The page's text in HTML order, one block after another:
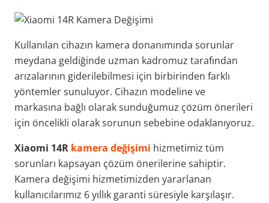
Kullanılan cihazın kamera donanımında sorunlar
meydana geldiğinde uzman kadromuz tarafından
arızalarının giderilebilmesi için birbirinden farklı
yöntemler sunuluyor. Cihazın modeline ve
markasına bağlı olarak sunduğumuz çözüm önerileri
için öncelikli olarak sorunun sebebine odaklanıyoruz.
Xiaomi 14R kamera değişimi hizmetimiz tüm
sorunları kapsayan çözüm önerilerine sahiptir.
Kamera değişimi hizmetimizden yararlanan
kullanıcılarımız 6 yıllık garanti süresiyle karşılaşır.